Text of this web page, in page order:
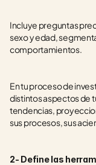
Incluye preguntas
sexo y edad,
comportamientos.
En tu proceso de
distintos aspectos de
tendencias,
sus procesos, sus
2- Define las